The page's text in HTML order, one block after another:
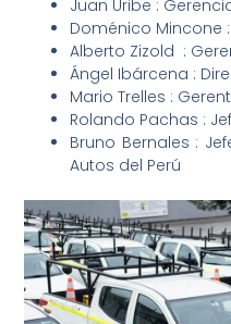
Juan Uribe :
Doménico Mincone
Alberto Zizold :
Ángel Ibárcena :
Mario Trelles :
Rolando Pachas :
Bruno Bernales :
Autos del Perú